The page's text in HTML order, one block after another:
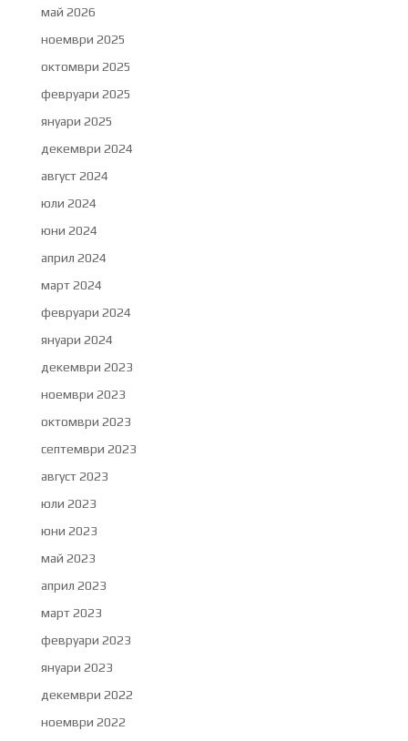
май 2026
ноември 2025
октомври 2025
февруари 2025
януари 2025
декември 2024
август 2024
юли 2024
юни 2024
април 2024
март 2024
февруари 2024
януари 2024
декември 2023
ноември 2023
октомври 2023
септември 2023
август 2023
юли 2023
юни 2023
май 2023
април 2023
март 2023
февруари 2023
януари 2023
декември 2022
ноември 2022